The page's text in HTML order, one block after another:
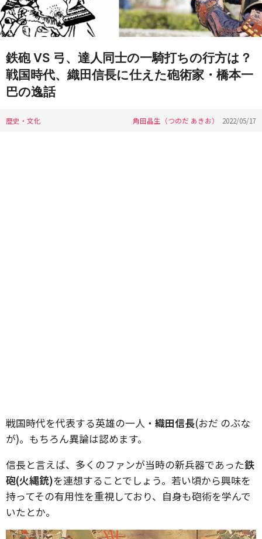
鉄砲 VS 弓、達人同士の一騎打ちの行方は？
戦国時代、織田信長に仕えた砲術家・橋本一
巴の逸話
歴史・文化 角田晶生（つのだ あきお） 2022/05/17
戦国時代を代表する英雄の一人・ 織田信長(おだ のぶな
が)。もちろん異論は認めます。
信長と言えば、多くのファンが当時の新兵器であった鉄
砲(火縄銃)を連想することでしょう。若い頃から興味を
持ってその有用性を重視しており、自身も砲術を学んで
いたとか。